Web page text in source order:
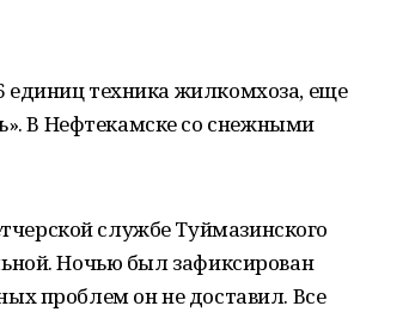
единиц техника жилкомхоза, еще
В Нефтекамске со снежными
службе Туймазинского
Ночью был зафиксирован
проблем он не доставил. Все